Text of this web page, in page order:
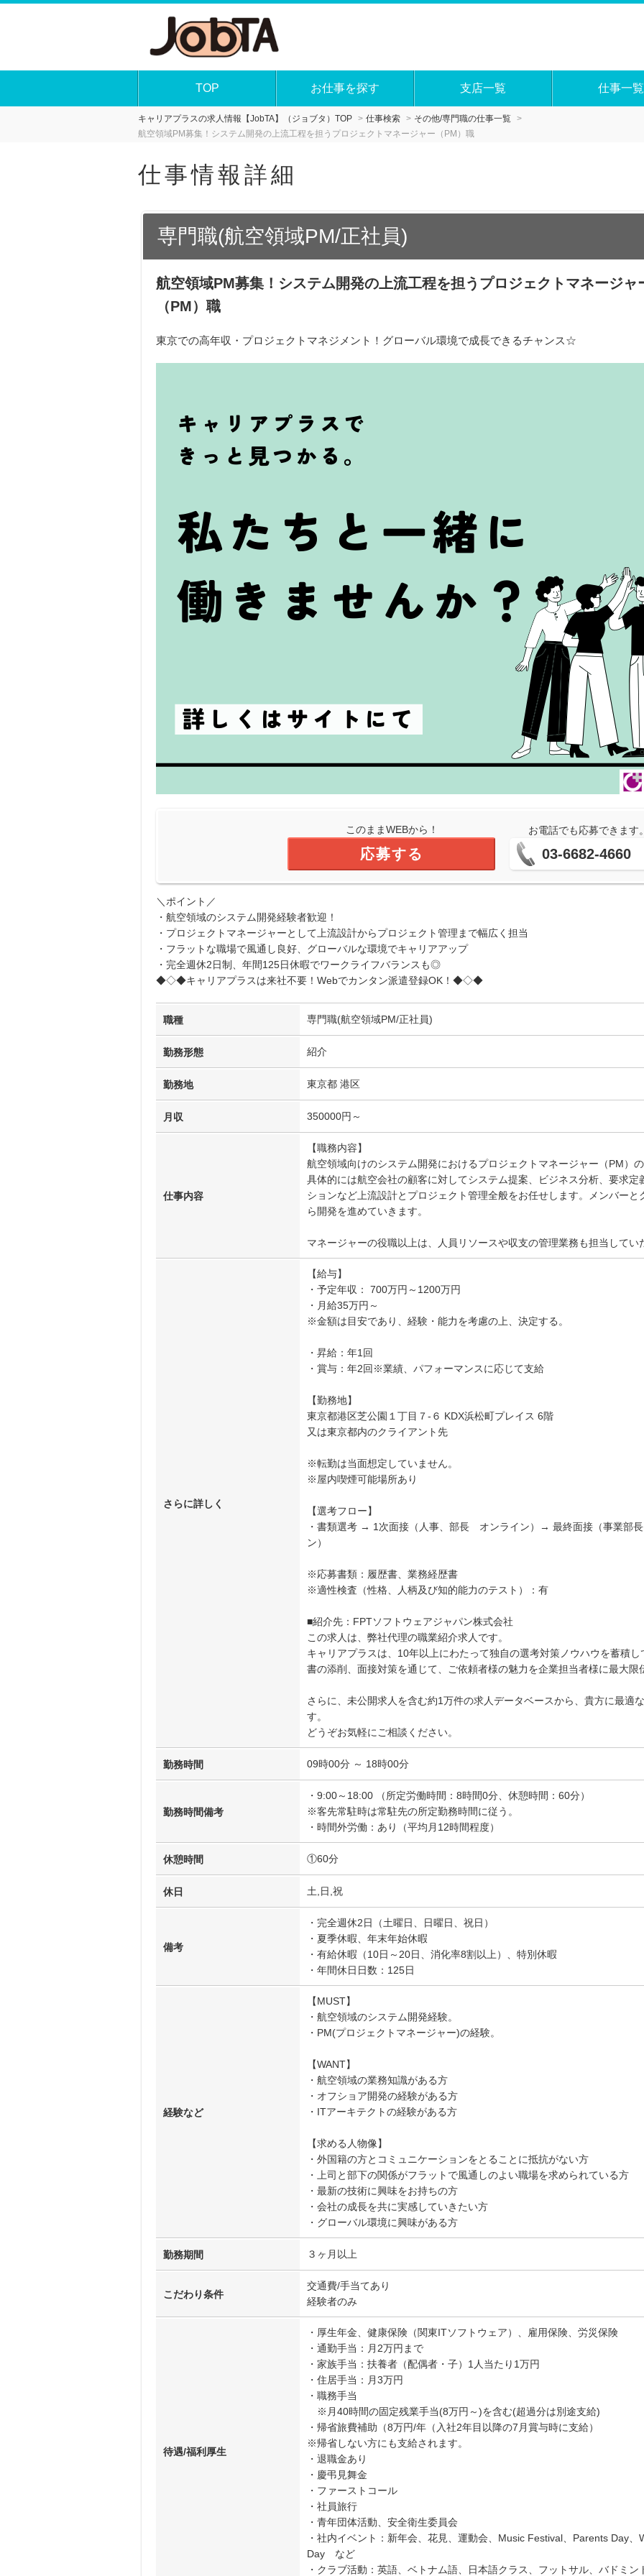
TOP お仕事を探す 支店一覧 仕事一覧
キャリアプラスの求人情報【JobTA】（ジョブタ）TOP 仕事検索
その他/専門職の仕事一覧
航空領域PM募集！システム開発の上流工程を担うプロジェクトマネージャー（PM）職
仕事情報詳細
専門職(航空領域PM/正社員)
航空領域PM募集！システム開発の上流工程を担うプロジェクトマネージャ
（PM）職
東京での高年収・プロジェクトマネジメント！グローバル環境で成長できるチャンス☆
このままWEBから！
応募する
お電話でも応募できます
03-6682-4660
＼ポイント／
・航空領域のシステム開発経験者歓迎！
・プロジェクトマネージャーとして上流設計からプロジェクト管理まで幅広く担当
・フラットな職場で風通し良好、グローバルな環境でキャリアアップ
・完全週休2日制、年間125日休暇でワークライフバランスも◎
◆◇◆キャリアプラスは来社不要！Webでカンタン派遣登録OK！◆◇◆
職種 専門職(航空領域PM/正社員)
勤務形態 紹介
勤務地 東京都 港区
月収 350000円～
仕事内容
【職務内容】
航空領域向けのシステム開発におけるプロジェクトマネージャー（PM）
具体的には航空会社の顧客に対してシステム提案、ビジネス分析、要求
ションなど上流設計とプロジェクト管理全般をお任せします。メンバー
ら開発を進めていきます。
マネージャーの役職以上は、人員リソースや収支の管理業務も担当してい
さらに詳しく
【給与】
・予定年収： 700万円～1200万円
・月給35万円～
※金額は目安であり、経験・能力を考慮の上、決定する。
・昇給：年1回
・賞与：年2回※業績、パフォーマンスに応じて支給
【勤務地】
東京都港区芝公園１丁目７-６ KDX浜松町プレイス 6階
又は東京都内のクライアント先
※転勤は当面想定していません。
※屋内喫煙可能場所あり
【選考フロー】
・書類選考 → 1次面接（人事、部長 オンライン）→ 最終面接（事業部
ン）
※応募書類：履歴書、業務経歴書
※適性検査（性格、人柄及び知的能力のテスト）：有
■紹介先：FPTソフトウェアジャパン株式会社
この求人は、弊社代理の職業紹介求人です。
キャリアプラスは、10年以上にわたって独自の選考対策ノウハウを蓄積
書の添削、面接対策を通じて、ご依頼者様の魅力を企業担当者様に最大
さらに、未公開求人を含む約1万件の求人データベースから、貴方に最適
す。
どうぞお気軽にご相談ください。
勤務時間 09時00分 ～ 18時00分
勤務時間備考
・9:00～18:00 （所定労働時間：8時間0分、休憩時間：60分）
※客先常駐時は常駐先の所定勤務時間に従う。
・時間外労働：あり（平均月12時間程度）
休憩時間 ①60分
休日 土,日,祝
備考
・完全週休2日（土曜日、日曜日、祝日）
・夏季休暇、年末年始休暇
・有給休暇（10日～20日、消化率8割以上）、特別休暇
・年間休日日数：125日
経験など
【MUST】
・航空領域のシステム開発経験。
・PM(プロジェクトマネージャー)の経験。
【WANT】
・航空領域の業務知識がある方
・オフショア開発の経験がある方
・ITアーキテクトの経験がある方
【求める人物像】
・外国籍の方とコミュニケーションをとることに抵抗がない方
・上司と部下の関係がフラットで風通しのよい職場を求められている方
・最新の技術に興味をお持ちの方
・会社の成長を共に実感していきたい方
・グローバル環境に興味がある方
勤務期間 ３ヶ月以上
こだわり条件
交通費/手当てあり
経験者のみ
待遇/福利厚生
・厚生年金、健康保険（関東ITソフトウェア）、雇用保険、労災保険
・通勤手当：月2万円まで
・家族手当：扶養者（配偶者・子）1人当たり1万円
・住居手当：月3万円
・職務手当
※月40時間の固定残業手当(8万円～)を含む(超過分は別途支給)
・帰省旅費補助（8万円/年（入社2年目以降の7月賞与時に支給）
※帰省しない方にも支給されます。
・退職金あり
・慶弔見舞金
・ファーストコール
・社員旅行
・青年団体活動、安全衛生委員会
・社内イベント：新年会、花見、運動会、Music Festival、Parents Day、
Day など
・クラブ活動：英語、ベトナム語、日本語クラス、フットサル、バドミ